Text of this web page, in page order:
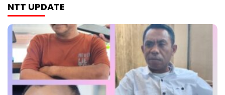
NTT UPDATE